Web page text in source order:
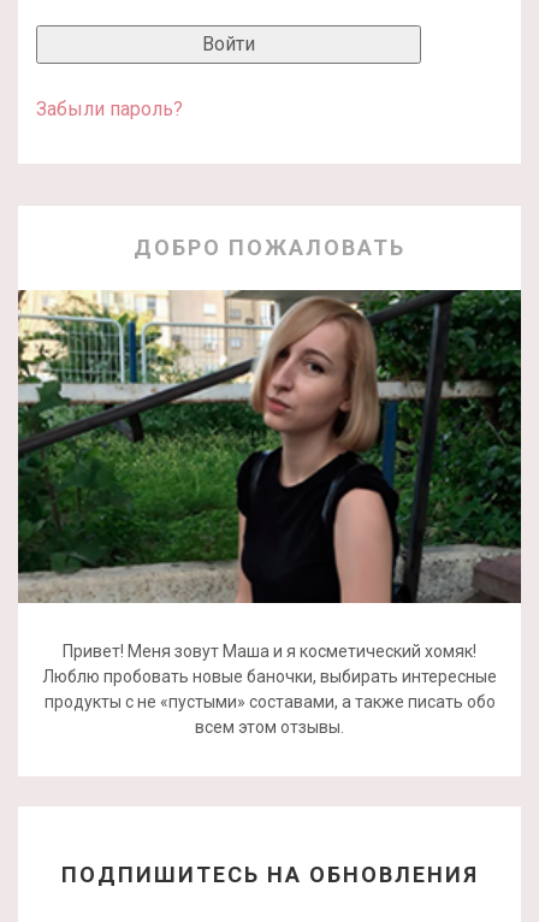
Забыли пароль?
ДОБРО ПОЖАЛОВАТЬ
Привет! Меня зовут Маша и я косметический хомяк!
Люблю пробовать новые баночки, выбирать интересные
продукты с не «пустыми» составами, а также писать обо
всем этом отзывы.
ПОДПИШИТЕСЬ НА ОБНОВЛЕНИЯ